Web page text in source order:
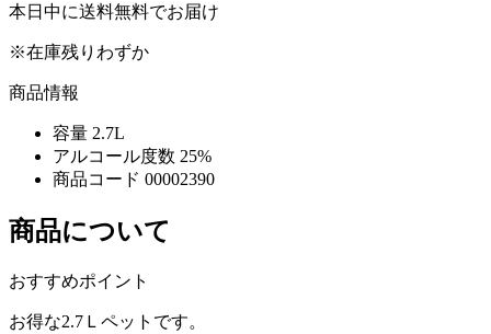
本日中に送料無料でお届け
※在庫残りわずか
商品情報
容量 2.7L
アルコール度数 25%
商品コード 00002390
商品について
おすすめポイント
お得な2.7Ｌペットです。